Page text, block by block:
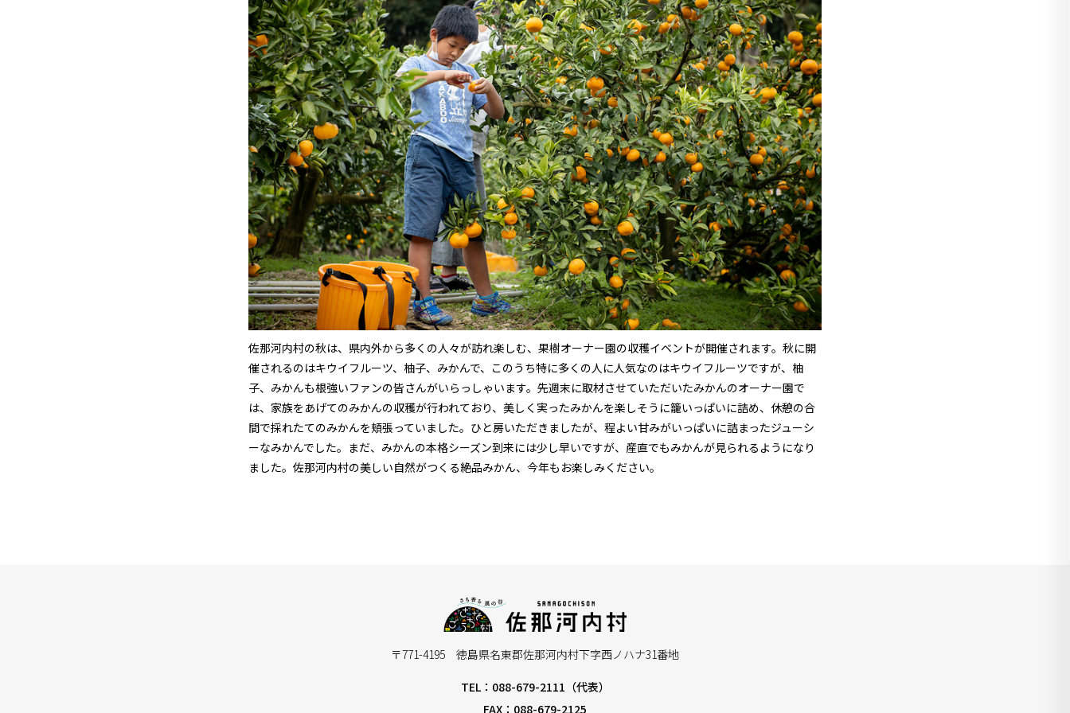
佐那河内村の秋は、県内外から多くの人々が訪れ楽しむ、果樹オーナー園の収穫イベントが開催されます。秋に開
催されるのはキウイフルーツ、柚子、みかんで、このうち特に多くの人に人気なのはキウイフルーツですが、柚
子、みかんも根強いファンの皆さんがいらっしゃいます。先週末に取材させていただいたみかんのオーナー園で
は、家族をあげてのみかんの収穫が行われており、美しく実ったみかんを楽しそうに籠いっぱいに詰め、休憩の合
間で採れたてのみかんを頬張っていました。ひと房いただきましたが、程よい甘みがいっぱいに詰まったジューシ
ーなみかんでした。まだ、みかんの本格シーズン到来には少し早いですが、産直でもみかんが見られるようになり
ました。佐那河内村の美しい自然がつくる絶品みかん、今年もお楽しみください。
〒771-4195 徳島県名東郡佐那河内村下字西ノハナ31番地
TEL：088-679-2111（代表）
FAX：088-679-2125